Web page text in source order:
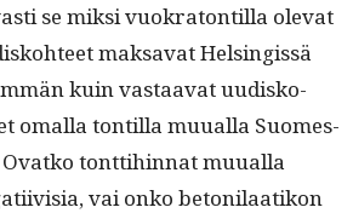
se mik­si vuokra­ton­til­la ole­vat
mak­sa­vat Helsingis­sä
kuin vas­taa­vat uud­isko­
oma­l­la ton­til­la muual­la Suomes­
Ovatko tont­ti­hin­nat muual­la
vai onko betoni­laatikon